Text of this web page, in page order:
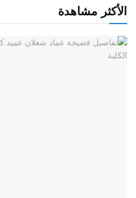
الأكثر مشاهدة